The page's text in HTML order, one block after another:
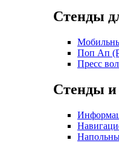
Стенды
Поп Ап
Пресс
Стенды и